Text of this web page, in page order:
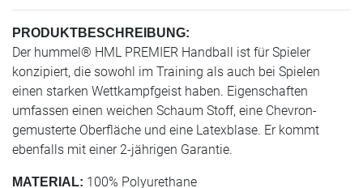
PRODUKTBESCHREIBUNG:
Der hummel® HML PREMIER Handball ist für Spieler
konzipiert, die sowohl im Training als auch bei Spielen
einen starken Wettkampfgeist haben. Eigenschaften
umfassen einen weichen Schaum Stoff, eine Chevron-
gemusterte Oberfläche und eine Latexblase. Er kommt
ebenfalls mit einer 2-jährigen Garantie.
MATERIAL: 100% Polyurethane